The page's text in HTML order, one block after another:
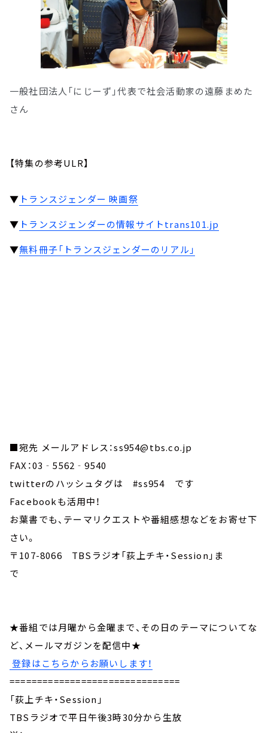
一般社団法人「にじーず」代表で社会活動家の遠藤まめた
さん
【特集の参考ULR】
▼ トランスジェンダー 映画祭
▼ トランスジェンダーの情報サイトtrans101.jp
▼無料冊子「トランスジェンダーのリアル」
■宛先 メールアドレス：ss954@tbs.co.jp
FAX：03‐5562‐9540
twitterのハッシュタグは #ss954 です
Facebookも活用中！
お葉書でも、テーマリクエストや番組感想などをお寄せ下
さい。
〒107-8066 TBSラジオ「荻上チキ・Session」ま
で
★番組では月曜から金曜まで、その日のテーマについてな
ど、メールマガジンを配信中★
登録はこちらからお願いします！
===============================
「荻上チキ・Session」
TBSラジオで平日午後3時30分から生放